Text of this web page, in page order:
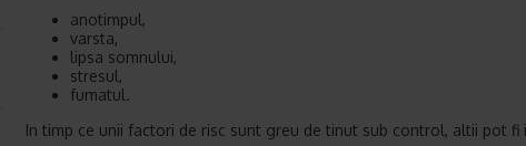
anotimpul,
varsta,
lipsa somnului,
stresul,
fumatul.
In timp ce unii factori de risc sunt greu de tinut sub control, altii pot fi